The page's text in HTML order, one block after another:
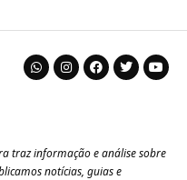
traz informação e análise sobre
notícias, guias e